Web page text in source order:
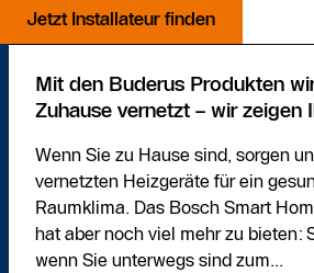
Jetzt Installateur finden
Mit den Buderus Produkten
Zuhause vernetzt – wir zeigen
Wenn Sie zu Hause sind, sorgen
vernetzten Heizgeräte für ein
Raumklima. Das Bosch Smart
hat aber noch viel mehr zu bieten:
wenn Sie unterwegs sind zum...